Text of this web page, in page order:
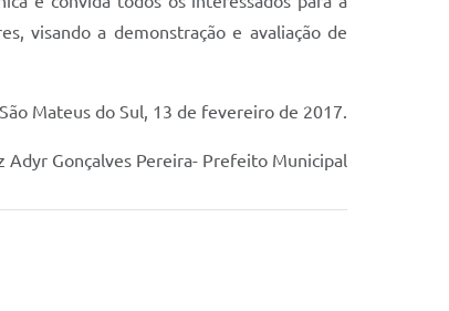
visando a demonstração e avaliação de
São Mateus do Sul, 13 de fevereiro de 2017.
Adyr Gonçalves Pereira- Prefeito Municipal